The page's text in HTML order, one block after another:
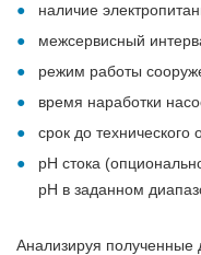
наличие
межсервисный
режим работы
время наработки
срок до
pH стока
рН в заданном
Анализируя